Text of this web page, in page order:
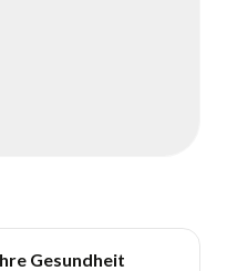
Gesundheit